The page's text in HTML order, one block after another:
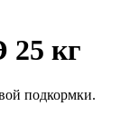
25 кг
подкормки.